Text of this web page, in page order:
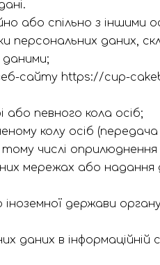
або спільно з іншими
персональних даних,
даними;
сайту https://cup-
певного кола осіб;
колу осіб (передача
числі оприлюднення
мережах або
держави
даних в інформаційній